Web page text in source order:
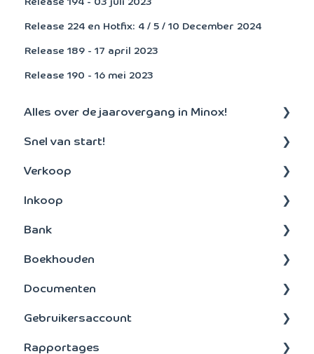
Release 224 en Hotfix: 4 / 5 / 10 December 2024
Release 189 - 17 april 2023
Release 190 - 16 mei 2023
Alles over de jaarovergang in Minox!
Aanmaken nieuw boekjaar
Snel van start!
Algemeen
Verkoop
Debiteuren
Offertes en facturen
Abonnementen
Orders
Incasso
Inkoop
Betalen
Inkoopfacturen
Bank
Bankenkoppeling
Betalen
Bankbestanden
Instellingen
Boekhouden
Boeken
Vaste activa
Spreiden (Transitorische posten)
Documenten
Layouts
Dossier
Gebruikersaccount
Abonnement
Rapportages